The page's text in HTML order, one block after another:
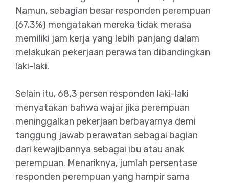
Namun, sebagian besar responden perempuan
(67,3%) mengatakan mereka tidak merasa
memiliki jam kerja yang lebih panjang dalam
melakukan pekerjaan perawatan dibandingkan
laki-laki.
Selain itu, 68,3 persen responden laki-laki
menyatakan bahwa wajar jika perempuan
meninggalkan pekerjaan berbayarnya demi
tanggung jawab perawatan sebagai bagian
dari kewajibannya sebagai ibu atau anak
perempuan. Menariknya, jumlah persentase
responden perempuan yang hampir sama